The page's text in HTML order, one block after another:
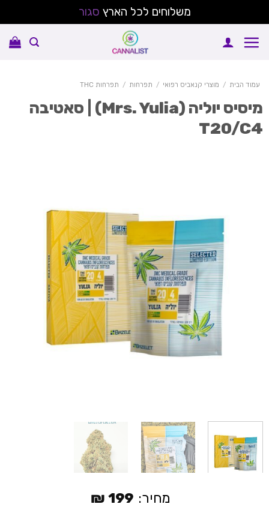
משלוחים לכל הארץסגור
עמוד הבית / מוצרי קנאביס רפואי / תפרחות / תפרחות THC
מיסיס יוליה (Mrs. Yulia) | סאטיבה
T20/
מחיר: 199
₪